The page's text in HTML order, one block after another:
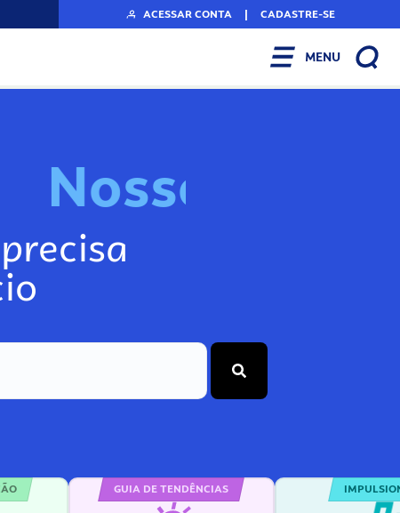
ACESSAR CONTA | CADASTRE-SE
MENU
Nosso
GUIA DE TENDÊNCIAS